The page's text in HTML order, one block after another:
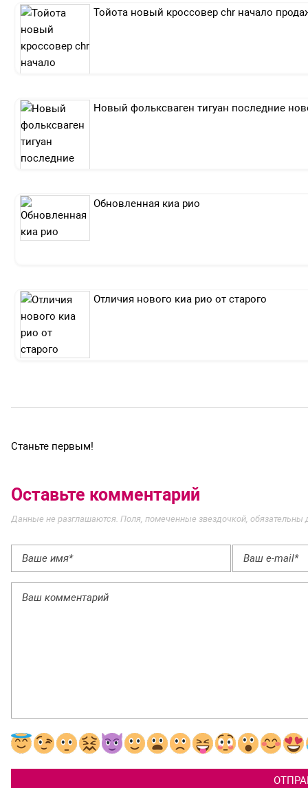
Тойота новый кроссовер chr начало
Новый фольксваген тигуан последние
Обновленная киа рио
Отличия нового киа рио от старого
Станьте первым!
Оставьте комментарий
Данные не разглашаются. Поля, помеченные звездочкой, обязательны